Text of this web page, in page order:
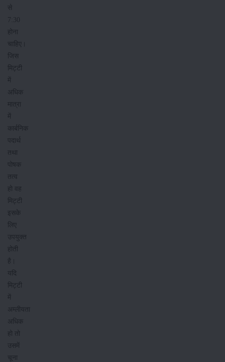
से
7:30
होना
चाहिए।
जिस
मिट्टी
में
अधिक
मात्रा
में
कार्बनिक
पदार्थ
तथा
पोषक
तत्व
हो वह
मिट्टी
इसके
लिए
उपयुक्त
होती
है।
यदि
मिट्टी
में
अम्लीयता
अधिक
हो तो
उसमें
चूना